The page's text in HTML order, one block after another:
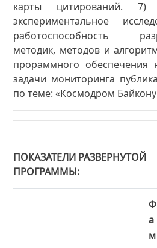
карты цитирований. 7)
экспериментальное
работоспособность
методик, методов и
прораммного обеспечения
задачи мониторинга
по теме: «Космодром
ПОКАЗАТЕЛИ РАЗВЕРНУТОЙ
ПРОГРАММЫ
Ф
а
м